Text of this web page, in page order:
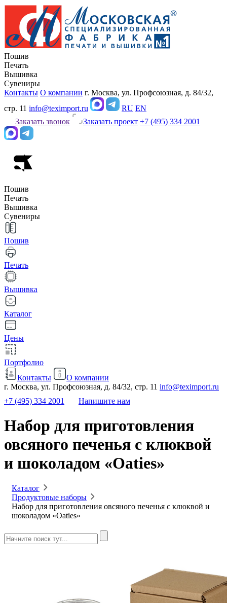
Пошив
Печать
Вышивка
Сувениры
Контакты О компании г. Москва, ул. Профсоюзная, д. 84/32,
стр. 11 info@teximport.ru RU EN
Заказать звонок
Заказать проект +7 (495) 334 2001
Пошив
Печать
Вышивка
Сувениры
Пошив
Печать
Вышивка
Каталог
Цены
Портфолио
Контакты
О компании
г. Москва, ул. Профсоюзная, д. 84/32, стр. 11 info@teximport.ru
+7 (495) 334 2001
Напишите нам
Набор для приготовления
овсяного печенья с клюквой
и шоколадом «Oaties»
Каталог
Продуктовые наборы
Набор для приготовления овсяного печенья с клюквой и
шоколадом «Oaties»